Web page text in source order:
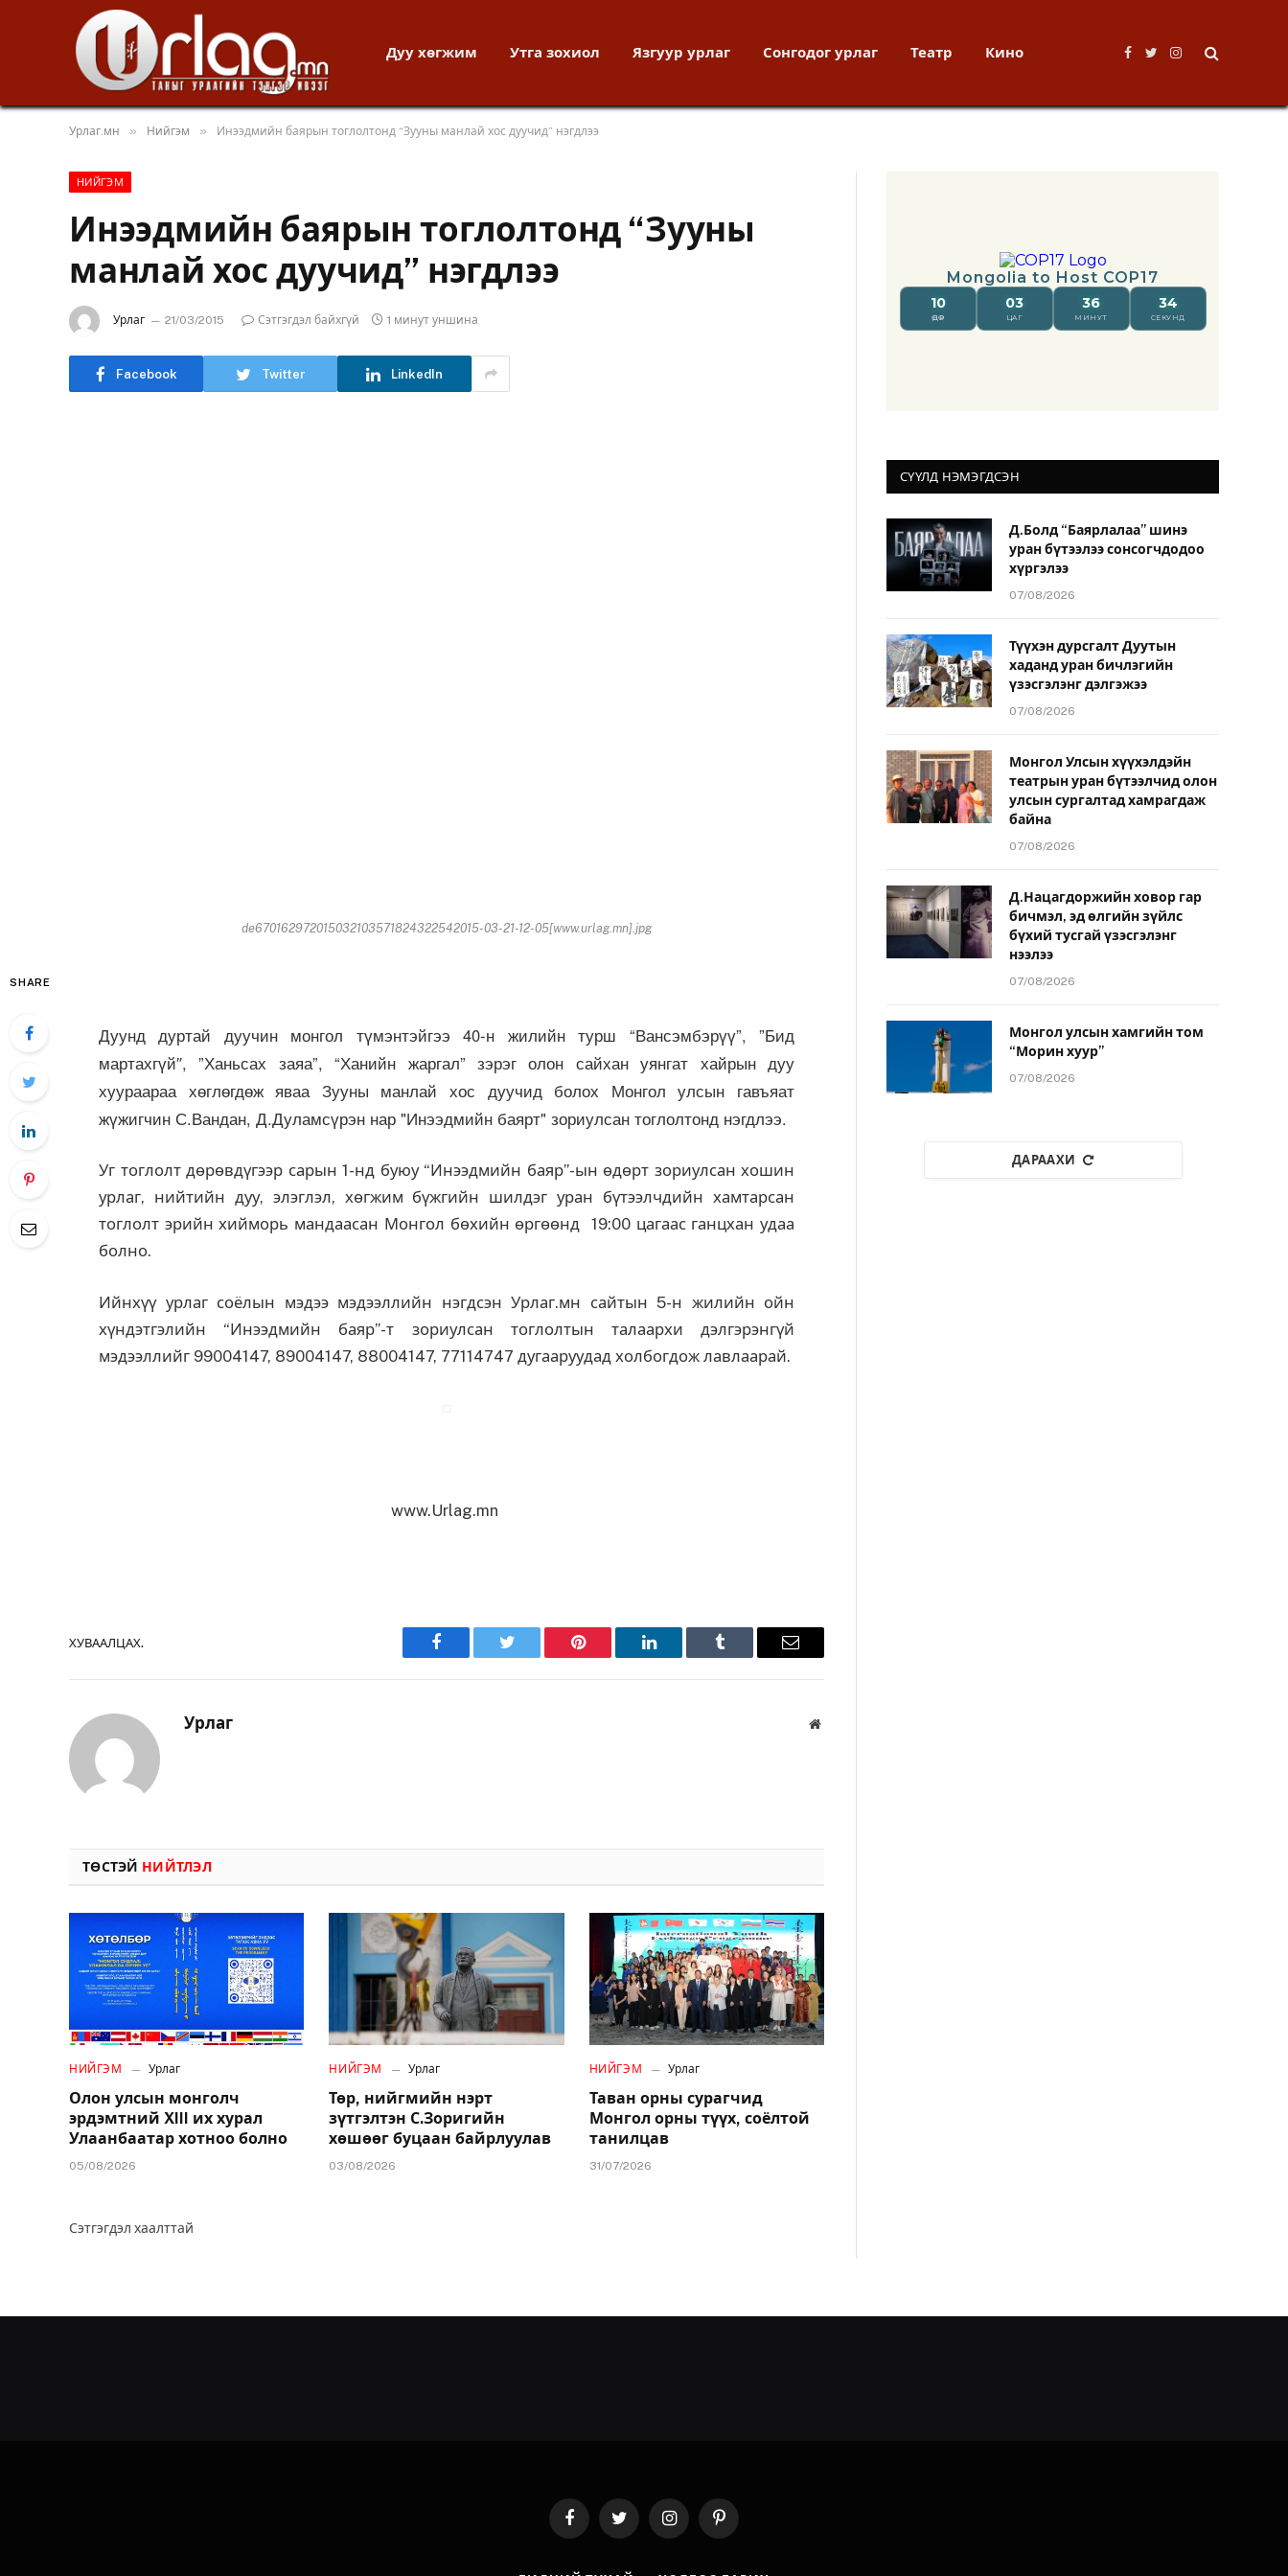
Дуу хөгжим Утга зохиол Язгуур урлаг Сонгодог урлаг Театр Кино
Facebook
TwitterInstagram
Урлаг.мн » Нийгэм » Инээдмийн баярын тоглолтонд “Зууны манлай хос дуучид” нэгдлээ
НИЙГЭМ
Инээдмийн баярын тоглолтонд “Зууны
манлай хос дуучид” нэгдлээ
Урлаг 21/03/2015 Сэтгэгдэл байхгүй 1 минут уншина
Facebook Twitter LinkedIn
de670162972015032103571824322542015-03-21-12-05[www.urlag.mn].jpg
SHARE
Дуунд дуртай дуучин монгол түмэнтэйгээ 40-н жилийн турш “Вансэмбэрүү”, ”Бид
мартахгүй″, ”Ханьсах заяа”, “Ханийн жаргал” зэрэг олон сайхан уянгат хайрын дуу
хуураараа хөглөгдөж яваа Зууны манлай хос дуучид болох Монгол улсын гавъяат
жүжигчин С.Вандан, Д.Дуламсүрэн нар "Инээдмийн баярт" зориулсан тоглолтонд нэгдлээ.
Уг тоглолт дөрөвдүгээр сарын 1-нд буюу “Инээдмийн баяр”-ын өдөрт зориулсан хошин
урлаг, нийтийн дуу, элэглэл, хөгжим бүжгийн шилдэг уран бүтээлчдийн хамтарсан
тоглолт эрийн хийморь мандаасан Монгол бөхийн өргөөнд 19:00 цагаас ганцхан удаа
болно.
Ийнхүү урлаг соёлын мэдээ мэдээллийн нэгдсэн Урлаг.мн сайтын 5-н жилийн ойн
хүндэтгэлийн “Инээдмийн баяр”-т зориулсан тоглолтын талаархи дэлгэрэнгүй
мэдээллийг 99004147, 89004147, 88004147, 77114747 дугааруудад холбогдож лавлаарай.
www.Urlag.mn
ХУВААЛЦАХ.
Facebook Twitter Pinterest LinkedIn Tumblr Имэйл
Урлаг Вэбсайт
ТӨСТЭЙ НИЙТЛЭЛ
НИЙГЭМ Урлаг
Олон улсын монголч
эрдэмтний XIII их хурал
Улаанбаатар хотноо болно
05/08/2026
НИЙГЭМ Урлаг
Төр, нийгмийн нэрт
зүтгэлтэн С.Зоригийн
хөшөөг буцаан байрлуулав
03/08/2026
НИЙГЭМ Урлаг
Таван орны сурагчид
Монгол орны түүх, соёлтой
танилцав
31/07/2026
Сэтгэгдэл хаалттай
СҮҮЛД НЭМЭГДСЭН
Д.Болд “Баярлалаа” шинэ
уран бүтээлээ сонсогчдодоо
хүргэлээ
07/08/2026
Түүхэн дурсгалт Дуутын
хаданд уран бичлэгийн
үзэсгэлэнг дэлгэжээ
07/08/2026
Монгол Улсын хүүхэлдэйн
театрын уран бүтээлчид олон
улсын сургалтад хамрагдаж
байна
07/08/2026
Д.Нацагдоржийн ховор гар
бичмэл, эд өлгийн зүйлс
бүхий тусгай үзэсгэлэнг
нээлээ
07/08/2026
Монгол улсын хамгийн том
“Морин хуур”
07/08/2026
ДАРААХИ
FacebookTwitter InstagramPinterest